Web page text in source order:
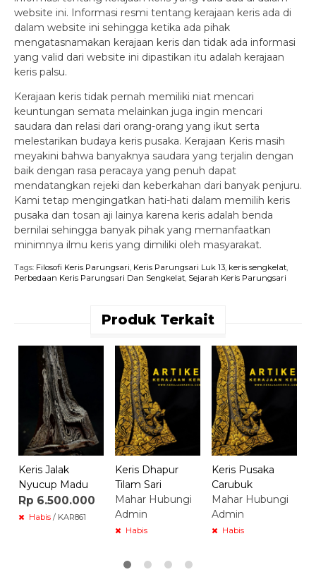
website ini. Informasi resmi tentang kerajaan keris ada di
dalam website ini sehingga ketika ada pihak
mengatasnamakan kerajaan keris dan tidak ada informasi
yang valid dari website ini dipastikan itu adalah kerajaan
keris palsu.
Kerajaan keris tidak pernah memiliki niat mencari
keuntungan semata melainkan juga ingin mencari
saudara dan relasi dari orang-orang yang ikut serta
melestarikan budaya keris pusaka. Kerajaan Keris masih
meyakini bahwa banyaknya saudara yang terjalin dengan
baik dengan rasa peracaya yang penuh dapat
mendatangkan rejeki dan keberkahan dari banyak penjuru.
Kami tetap mengingatkan hati-hati dalam memilih keris
pusaka dan tosan aji lainya karena keris adalah benda
bernilai sehingga banyak pihak yang memanfaatkan
minimnya ilmu keris yang dimiliki oleh masyarakat.
Tags: Filosofi Keris Parungsari Keris Parungsari Luk 13 keris sengkelat
Perbedaan Keris Parungsari Dan Sengkelat Sejarah Keris Parungsari
Produk Terkait
Keris Jalak
Nyucup Madu
Rp 6.500.000
Habis / KAR861
Keris Dhapur
Tilam Sari
Mahar Hubungi
Admin
Habis
Keris Pusaka
Carubuk
Mahar Hubungi
Admin
Habis